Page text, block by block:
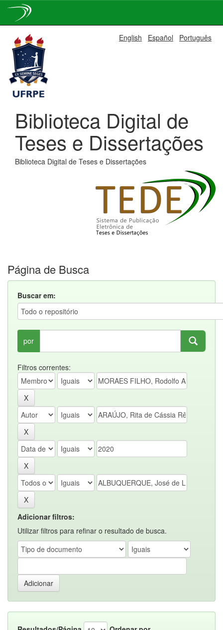
navigation
English Español Português
Biblioteca Digital de
Teses e Dissertações
Biblioteca Digital de Teses e Dissertações
Página de Busca
Buscar em:
por
Filtros correntes:
Adicionar filtros:
Utilizar filtros para refinar o resultado de busca.